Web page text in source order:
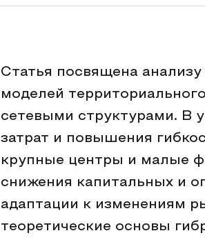
Статья посвящена
моделей
сетевыми структурами. В
затрат и повышения
крупные центры и малые
снижения капитальных и
адаптации к изменениям
теоретические основы